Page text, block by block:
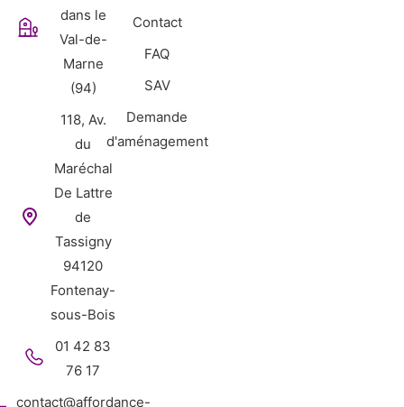
dans le
Val-de-
Marne
(94)
118, Av.
du
Maréchal
De Lattre
de
Tassigny
94120
Fontenay-
sous-Bois
01 42 83
76 17
contact@affordance-
Contact
FAQ
SAV
Demande
d'aménagement